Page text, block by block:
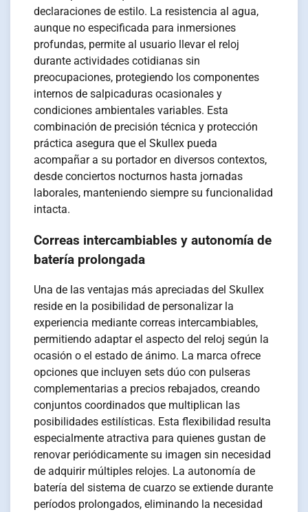
declaraciones de estilo. La resistencia al agua,
aunque no especificada para inmersiones
profundas, permite al usuario llevar el reloj
durante actividades cotidianas sin
preocupaciones, protegiendo los componentes
internos de salpicaduras ocasionales y
condiciones ambientales variables. Esta
combinación de precisión técnica y protección
práctica asegura que el Skullex pueda
acompañar a su portador en diversos contextos,
desde conciertos nocturnos hasta jornadas
laborales, manteniendo siempre su funcionalidad
intacta.
Correas intercambiables y autonomía de
batería prolongada
Una de las ventajas más apreciadas del Skullex
reside en la posibilidad de personalizar la
experiencia mediante correas intercambiables,
permitiendo adaptar el aspecto del reloj según la
ocasión o el estado de ánimo. La marca ofrece
opciones que incluyen sets dúo con pulseras
complementarias a precios rebajados, creando
conjuntos coordinados que multiplican las
posibilidades estilísticas. Esta flexibilidad resulta
especialmente atractiva para quienes gustan de
renovar periódicamente su imagen sin necesidad
de adquirir múltiples relojes. La autonomía de
batería del sistema de cuarzo se extiende durante
períodos prolongados, eliminando la necesidad